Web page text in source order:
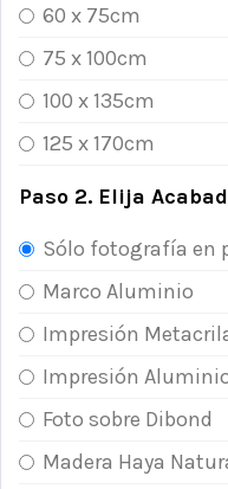
60 x 75cm
75 x 100cm
100 x 135cm
125 x 170cm
Paso 2. Elija
Sólo fotografía en
Marco Aluminio
Impresión
Impresión
Foto sobre Dibond
Madera Haya